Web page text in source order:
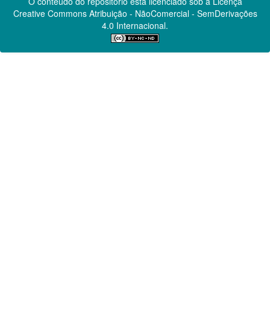
Creative CommonsAtribuição - NãoComercial - SemDerivações
4.0 Internacional.